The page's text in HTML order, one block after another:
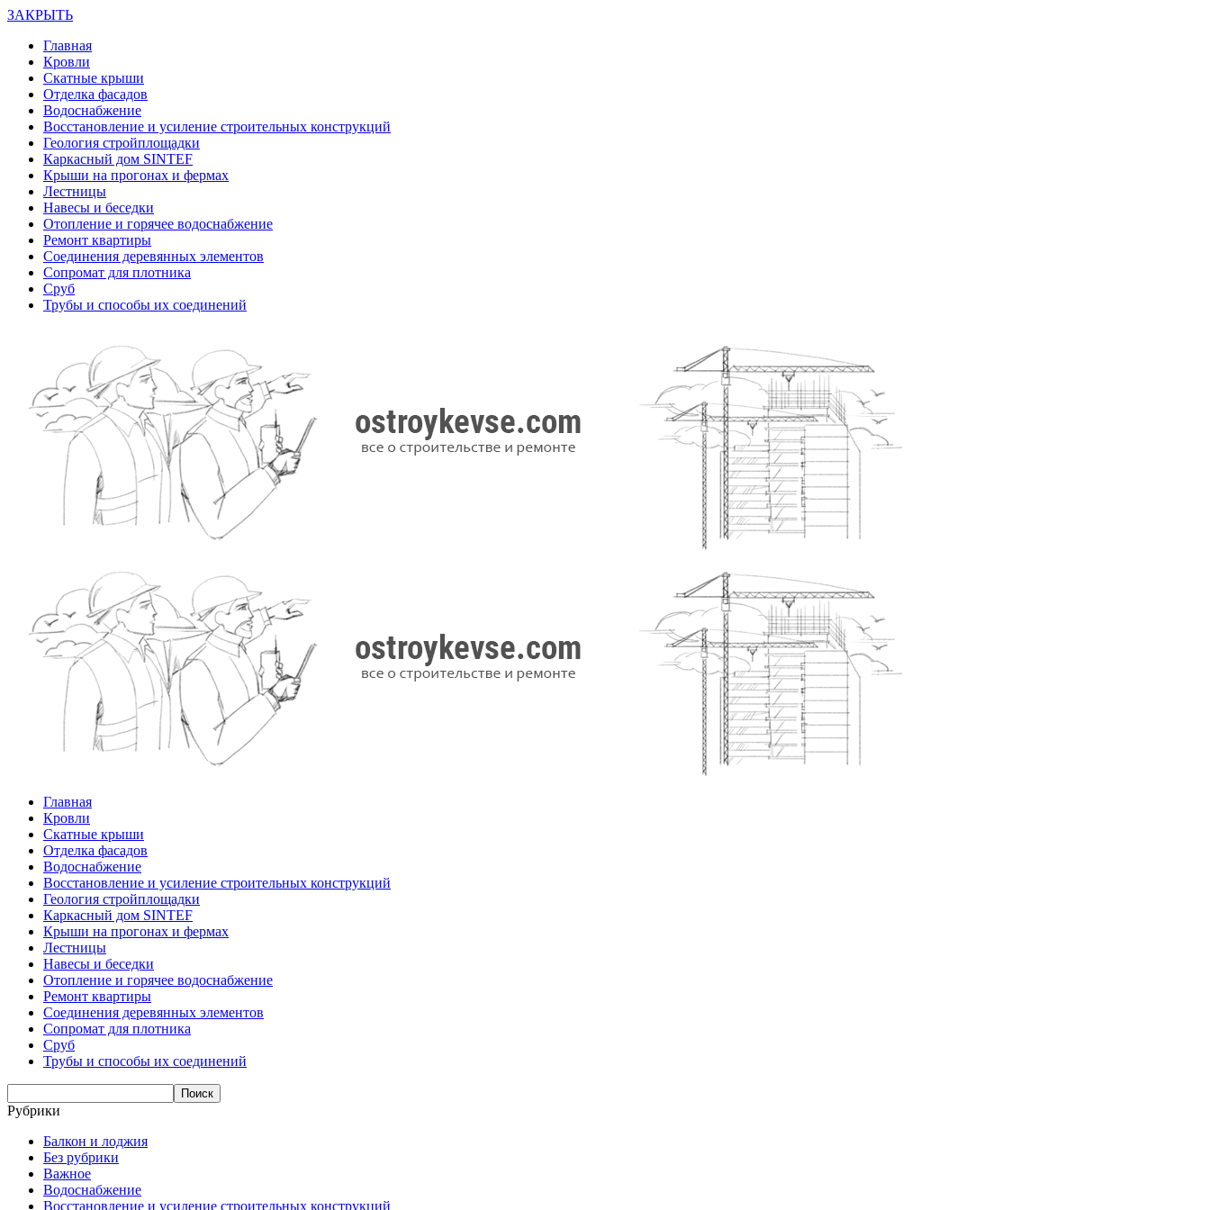
ЗАКРЫТЬ
Главная
Кровли
Скатные крыши
Отделка фасадов
Водоснабжение
Восстановление и усиление строительных конструкций
Геология стройплощадки
Каркасный дом SINTEF
Крыши на прогонах и фермах
Лестницы
Навесы и беседки
Отопление и горячее водоснабжение
Ремонт квартиры
Соединения деревянных элементов
Сопромат для плотника
Сруб
Трубы и способы их соединений
Главная
Кровли
Скатные крыши
Отделка фасадов
Водоснабжение
Восстановление и усиление строительных конструкций
Геология стройплощадки
Каркасный дом SINTEF
Крыши на прогонах и фермах
Лестницы
Навесы и беседки
Отопление и горячее водоснабжение
Ремонт квартиры
Соединения деревянных элементов
Сопромат для плотника
Сруб
Трубы и способы их соединений
Рубрики
Балкон и лоджия
Без рубрики
Важное
Водоснабжение
Восстановление и усиление строительных конструкций